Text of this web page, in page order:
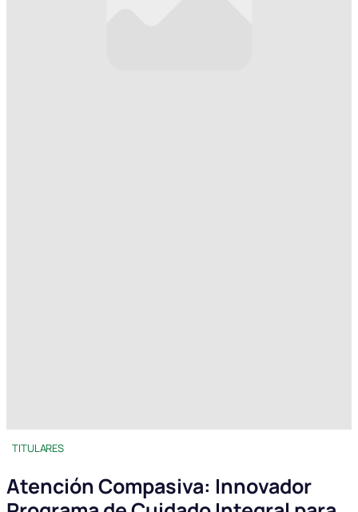
TITULARES
Atención Compasiva: Innovador